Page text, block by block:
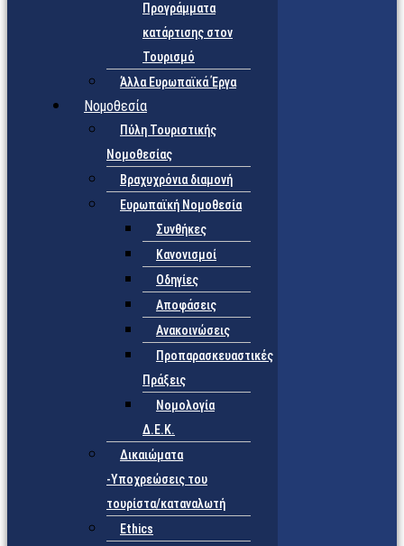
Προγράμματα
κατάρτισης στον
Τουρισμό
Άλλα Ευρωπαϊκά Έργα
Νομοθεσία
Πύλη Τουριστικής
Νομοθεσίας
Βραχυχρόνια διαμονή
Ευρωπαϊκή Νομοθεσία
Συνθήκες
Κανονισμοί
Οδηγίες
Αποφάσεις
Ανακοινώσεις
Προπαρασκευαστικές
Πράξεις
Νομολογία
Δ.Ε.Κ.
Δικαιώματα
-Υποχρεώσεις του
τουρίστα/καταναλωτή
Ethics